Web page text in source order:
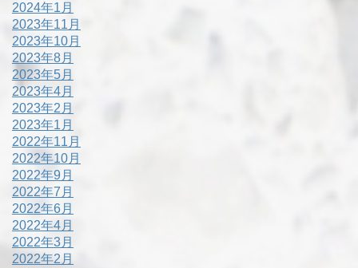
2024年1月
2023年11月
2023年10月
2023年8月
2023年5月
2023年4月
2023年2月
2023年1月
2022年11月
2022年10月
2022年9月
2022年7月
2022年6月
2022年4月
2022年3月
2022年2月